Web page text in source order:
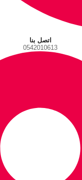
اتصل بنا
0542010613